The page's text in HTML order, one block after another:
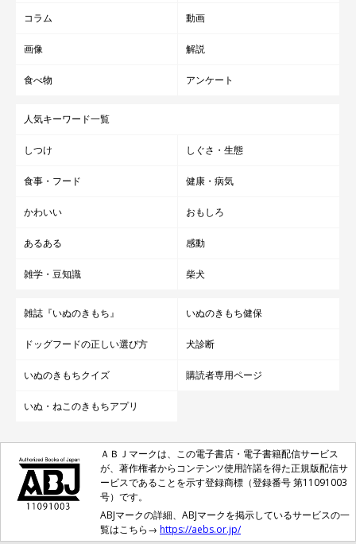
コラム 動画
画像 解説
食べ物 アンケート
人気キーワード一覧
しつけ しぐさ・生態
食事・フード 健康・病気
かわいい おもしろ
あるある 感動
雑学・豆知識 柴犬
雑誌『いぬのきもち』 いぬのきもち健保
ドッグフードの正しい選び方 犬診断
いぬのきもちクイズ 購読者専用ページ
いぬ・ねこのきもちアプリ
ＡＢＪマークは、この電子書店・電子書籍配信サービス
が、著作権者からコンテンツ使用許諾を得た正規版配信サ
ービスであることを示す登録商標（登録番号 第11091003
号）です。
ABJマークの詳細、ABJマークを掲示しているサービスの一
覧はこちら→ https://aebs.or.jp/